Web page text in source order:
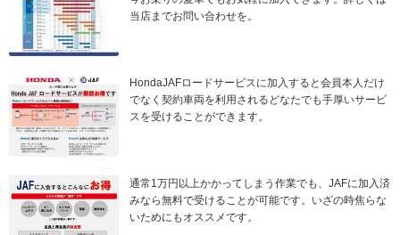
当店までお問い合わせを。
HondaJAFロードサービスに加入すると会員本人だけ
でなく契約車両を利用されるどなたでも手厚いサービ
スを受けることができます。
通常1万円以上かかってしまう作業でも、JAFに加入済
みなら無料で受けることが可能です。いざの時焦らな
いためにもオススメです。